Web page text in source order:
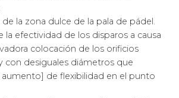
la zona dulce de la pala de pádel.
la efectividad de los disparos a causa
colocación de los orificios
con desiguales diámetros que
de flexibilidad en el punto